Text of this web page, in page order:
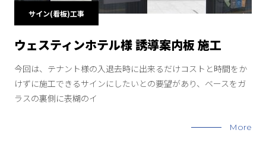
サイン(看板)工事
ウェスティンホテル様 誘導案内板 施工
今回は、テナント様の入退去時に出来るだけコストと時間をか
けずに施工できるサインにしたいとの要望があり、ベースをガ
ラスの裏側に表糊のイ
More